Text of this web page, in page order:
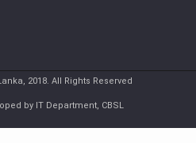
දැනුවත් වෙමු
2018. All Rights Reserved
by IT Department, CBSL